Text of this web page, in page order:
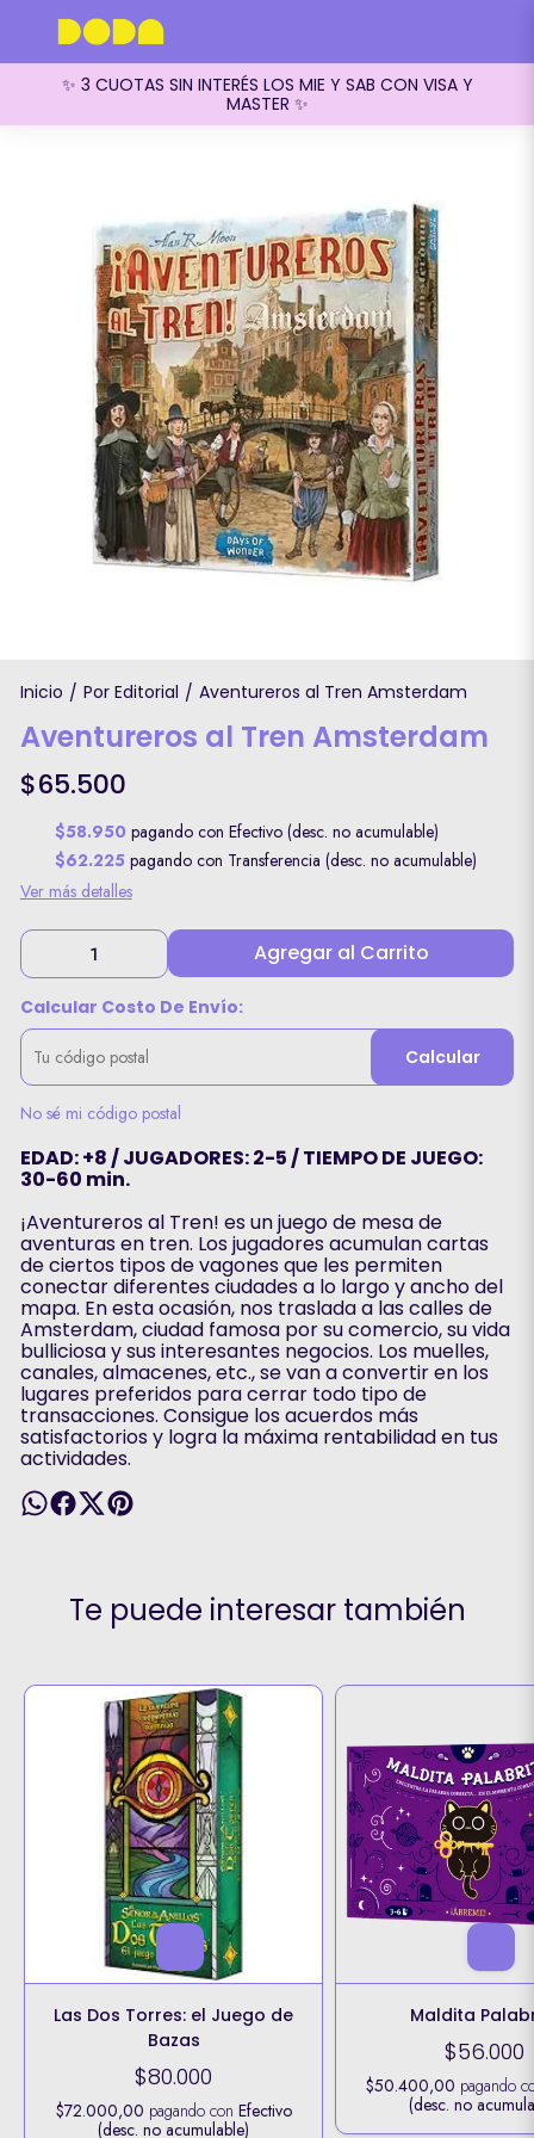
✨ 3 CUOTAS SIN INTERÉS LOS MIE Y SAB CON VISA Y
MASTER ✨
Inicio / Por Editorial / Aventureros al Tren Amsterdam
Aventureros al Tren Amsterdam
$65.500
$58.950 pagando con Efectivo (desc. no acumulable)
$62.225 pagando con Transferencia (desc. no acumulable)
Ver más detalles
Agregar al Carrito
Calcular Costo De Envío:
Calcular
No sé mi código postal
EDAD: +8 / JUGADORES: 2-5 / TIEMPO DE JUEGO:
30-60 min.
¡Aventureros al Tren! es un juego de mesa de
aventuras en tren. Los jugadores acumulan cartas
de ciertos tipos de vagones que les permiten
conectar diferentes ciudades a lo largo y ancho del
mapa. En esta ocasión, nos traslada a las calles de
Amsterdam, ciudad famosa por su comercio, su vida
bulliciosa y sus interesantes negocios. Los muelles,
canales, almacenes, etc., se van a convertir en los
lugares preferidos para cerrar todo tipo de
transacciones. Consigue los acuerdos más
satisfactorios y logra la máxima rentabilidad en tus
actividades.
Te puede interesar también
Las Dos Torres: el Juego de
Bazas
$80.000
$72.000,00 pagando con Efectivo
(desc. no acumulable)
Maldita
$56.000
$50.400,00 pagando
(desc. no